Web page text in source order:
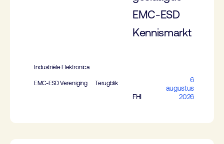
EMC-ESD
Kennismarkt
Industriële Elektronica
EMC-ESD Vereniging Terugblik
FHI
6
augustus
2026